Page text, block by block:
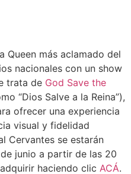
Queen más aclamado del
nacionales con un show
trata de God Save the
“Dios Salve a la Reina”),
ofrecer una experiencia
visual y fidelidad
Cervantes se estarán
junio a partir de las 20
haciendo clic ACÁ.